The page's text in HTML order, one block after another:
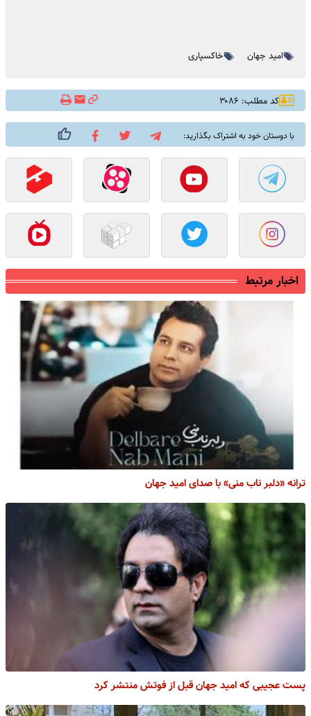
امید جهان خاکسپاری
کد مطلب: ۳۰۸۶
با دوستان خود به اشتراک بگذارید:
اخبار مرتبط
ترانه «دلبر ناب منی» با صدای امید جهان
پست عجیبی که امید جهان قبل از فوتش منتشر کرد